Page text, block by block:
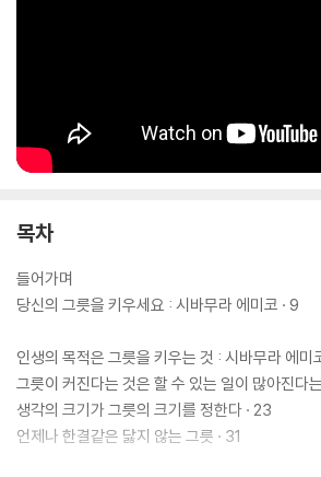
지금, 당신의 인생을 담을 그릇을 키워보세요! 스
[수상 내역 및 미디어 추천 분류]
누적 조회수 9천만, 43만 구독자, 실버 버튼 유튜
도서
목차
들어가며
당신의 그릇을 키우세요 : 시바무라 에미코 · 9
인생의 목적은 그릇을 키우는 것 : 시바무라 에미
그릇이 커진다는 것은 할 수 있는 일이 많아진다
생각의 크기가 그릇의 크기를 정한다 · 23
언제나 한결같은 닳지 않는 그릇 · 31